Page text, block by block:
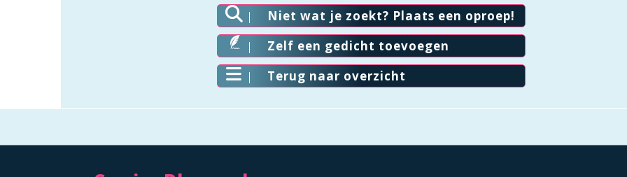
Niet wat je zoekt? Plaats een oproep!
Zelf een gedicht toevoegen
Terug naar overzicht